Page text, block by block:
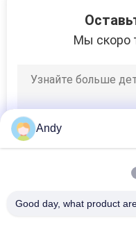
Мы скоро
Andy
Good day, what product